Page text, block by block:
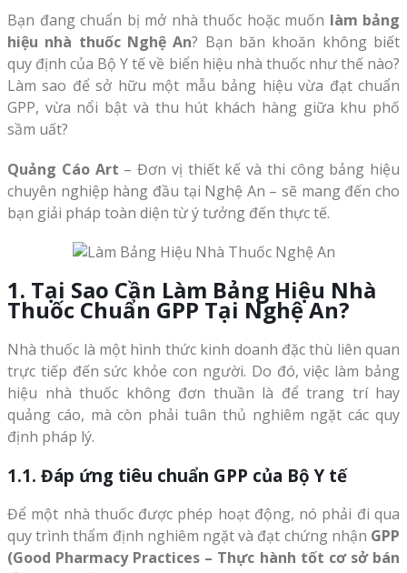
Bạn đang chuẩn bị mở nhà thuốc hoặc muốn làm bảng
hiệu nhà thuốc Nghệ An? Bạn băn khoăn không biết
quy định của Bộ Y tế về biển hiệu nhà thuốc như thế nào?
Làm sao để sở hữu một mẫu bảng hiệu vừa đạt chuẩn
GPP, vừa nổi bật và thu hút khách hàng giữa khu phố
sầm uất?
Quảng Cáo Art – Đơn vị thiết kế và thi công bảng hiệu
chuyên nghiệp hàng đầu tại Nghệ An – sẽ mang đến cho
bạn giải pháp toàn diện từ ý tưởng đến thực tế.
1. Tại Sao Cần Làm Bảng Hiệu Nhà
Thuốc Chuẩn GPP Tại Nghệ An?
Nhà thuốc là một hình thức kinh doanh đặc thù liên quan
trực tiếp đến sức khỏe con người. Do đó, việc làm bảng
hiệu nhà thuốc không đơn thuần là để trang trí hay
quảng cáo, mà còn phải tuân thủ nghiêm ngặt các quy
định pháp lý.
1.1. Đáp ứng tiêu chuẩn GPP của Bộ Y tế
Để một nhà thuốc được phép hoạt động, nó phải đi qua
quy trình thẩm định nghiêm ngặt và đạt chứng nhận GPP
(Good Pharmacy Practices – Thực hành tốt cơ sở bán